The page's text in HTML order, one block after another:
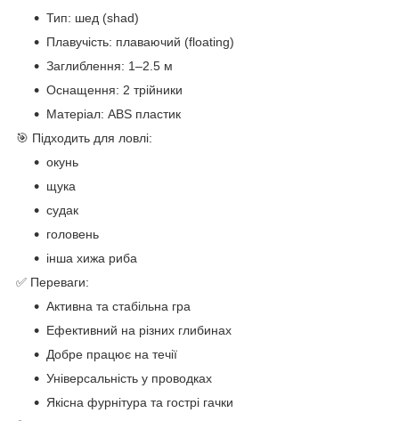
Тип: шед (shad)
Плавучість: плаваючий (floating)
Заглиблення: 1–2.5 м
Оснащення: 2 трійники
Матеріал: ABS пластик
🎯 Підходить для ловлі:
окунь
щука
судак
головень
інша хижа риба
✅ Переваги:
Активна та стабільна гра
Ефективний на різних глибинах
Добре працює на течії
Універсальність у проводках
Якісна фурнітура та гострі гачки